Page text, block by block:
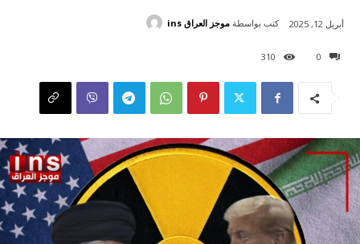
0
310
أبريل 12, 2025 كتب بواسطة موجز العراق ins